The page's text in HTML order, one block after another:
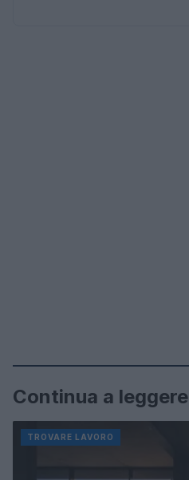
Continua a leggere
TROVARE LAVORO